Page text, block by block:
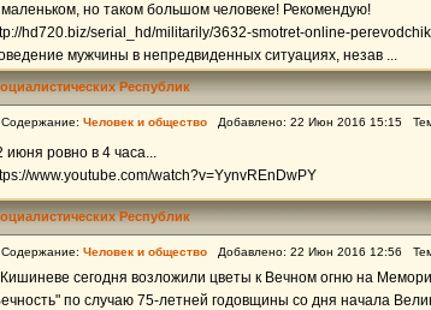
но таком большом человеке! Рекомендую!
hd720.biz/serial_hd/militarily/3632-smotret-online-
мужчины в непредвиденных ситуациях, незав ...
Республик
Содержание: Человек и общество Добавлено: 22 Июн 2016 15:15
июня ровно в 4 часа...
www.youtube.com/watch?v=YynvREnDwPY
Республик
Содержание: Человек и общество Добавлено: 22 Июн 2016 12:56
сегодня возложили цветы к Вечном огню на
по случаю 75-летней годовщины со дня начала